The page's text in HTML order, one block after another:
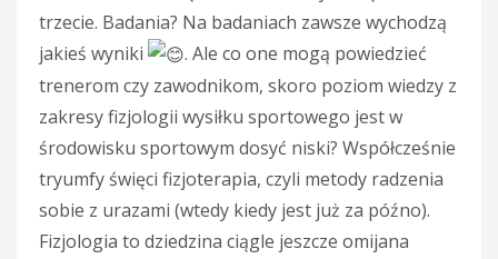
trzecie. Badania? Na badaniach zawsze wychodzą
jakieś wyniki
. Ale co one mogą powiedzieć
trenerom czy zawodnikom, skoro poziom wiedzy z
zakresy fizjologii wysiłku sportowego jest w
środowisku sportowym dosyć niski? Współcześnie
tryumfy święci fizjoterapia, czyli metody radzenia
sobie z urazami (wtedy kiedy jest już za późno).
Fizjologia to dziedzina ciągle jeszcze omijana